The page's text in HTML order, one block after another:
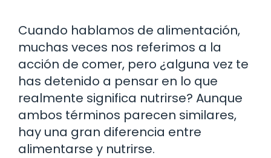
Cuando hablamos de alimentación,
muchas veces nos referimos a la
acción de comer, pero ¿alguna vez te
has detenido a pensar en lo que
realmente significa nutrirse? Aunque
ambos términos parecen similares,
hay una gran diferencia entre
alimentarse y nutrirse.